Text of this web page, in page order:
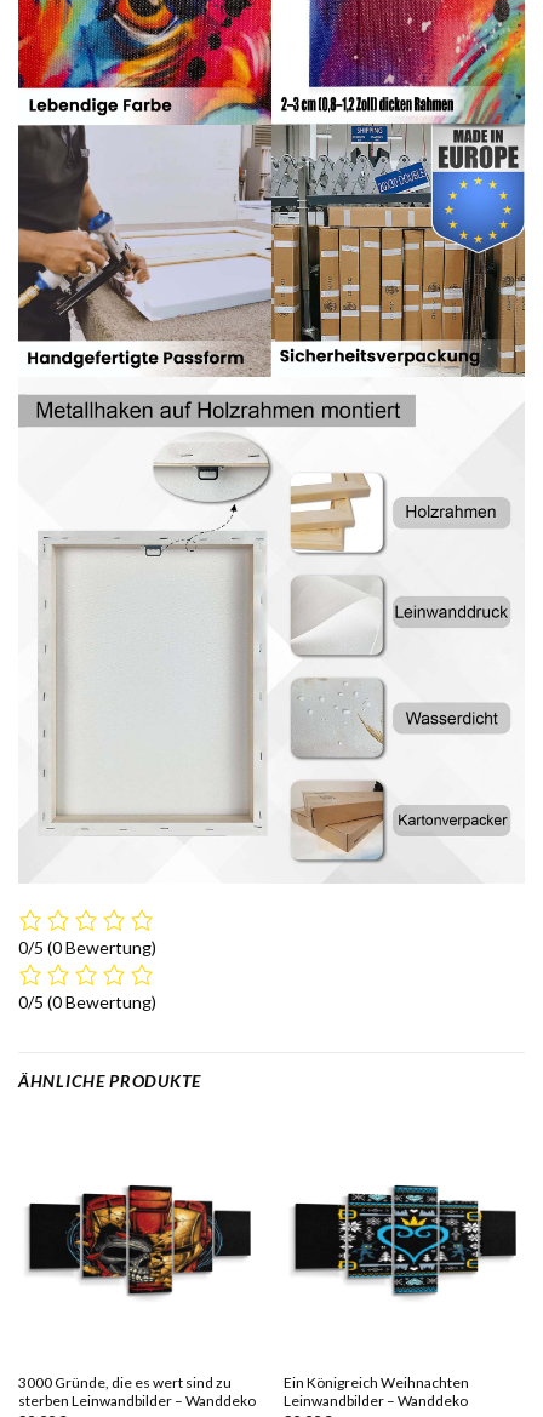
0/5 (0 Bewertung)
0/5 (0 Bewertung)
ÄHNLICHE PRODUKTE
3000 Gründe, die es wert sind zu
sterben Leinwandbilder – Wanddeko
Ein Königreich Weihnachten
Leinwandbilder – Wanddeko